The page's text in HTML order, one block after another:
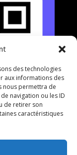
des technologies
aux informations des
nous permettra de
navigation ou les ID
de retirer son
caractéristiques